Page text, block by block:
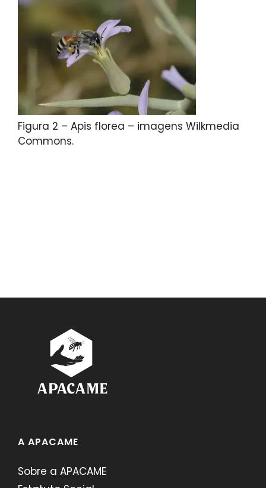
Figura 2 – Apis florea – imagens Wilkmedia
Commons.
A APACAME
Sobre a APACAME